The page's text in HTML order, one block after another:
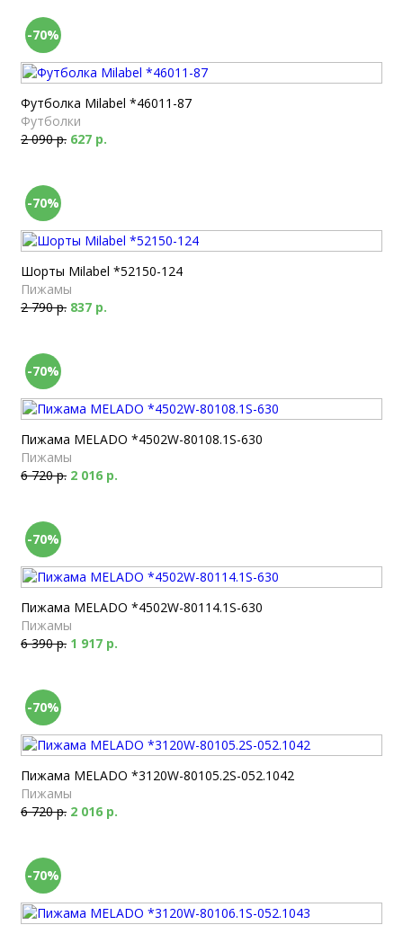
-70%
Футболка Milabel *46011-87
Футболки
2 090 р. 627 р.
-70%
Шорты Milabel *52150-124
Пижамы
2 790 р. 837 р.
-70%
Пижама MELADO *4502W-80108.1S-630
Пижамы
6 720 р. 2 016 р.
-70%
Пижама MELADO *4502W-80114.1S-630
Пижамы
6 390 р. 1 917 р.
-70%
Пижама MELADO *3120W-80105.2S-052.1042
Пижамы
6 720 р. 2 016 р.
-70%